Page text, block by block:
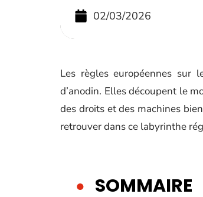
02/03/2026
Les règles européennes sur
d’anodin. Elles découpent le
des droits et des machines
retrouver dans ce labyrinthe
SOMMAIRE